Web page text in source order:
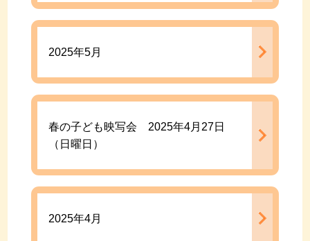
2025年5月
春の子ども映写会 2025年4月27日
（日曜日）
2025年4月